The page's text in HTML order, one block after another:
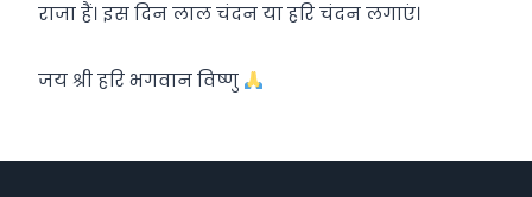
राजा हैं। इस दिन लाल चंदन या हरि चंदन लगाएं।
जय श्री हरि भगवान विष्णु